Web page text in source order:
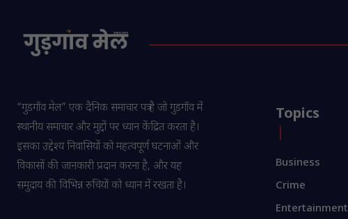
“गुडगाँव मेल” एक दैनिक समाचार पत्र है जो गुडगाँव में
स्थानीय समाचार और मुद्दों पर ध्यान केंद्रित करता है।
इसका उद्देश्य निवासियों को महत्वपूर्ण घटनाओं और
विकासों की जानकारी प्रदान करना है, और यह
समुदाय की विभिन्न रुचियों को ध्यान में रखता है।
Topics
Business
Crime
Entertainment